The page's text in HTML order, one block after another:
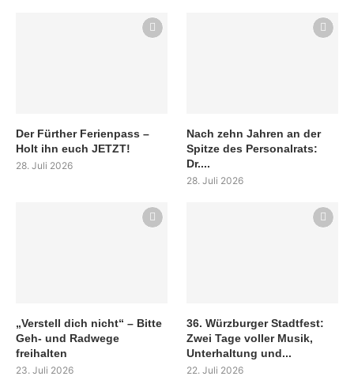
Der Fürther Ferienpass –
Holt ihn euch JETZT!
28. Juli 2026
Nach zehn Jahren an der
Spitze des Personalrats:
Dr....
28. Juli 2026
„Verstell dich nicht“ – Bitte
Geh- und Radwege
freihalten
23. Juli 2026
36. Würzburger Stadtfest:
Zwei Tage voller Musik,
Unterhaltung und...
22. Juli 2026